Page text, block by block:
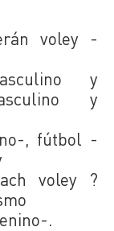
voley -
y
y
, fútbol -
voley ?
.